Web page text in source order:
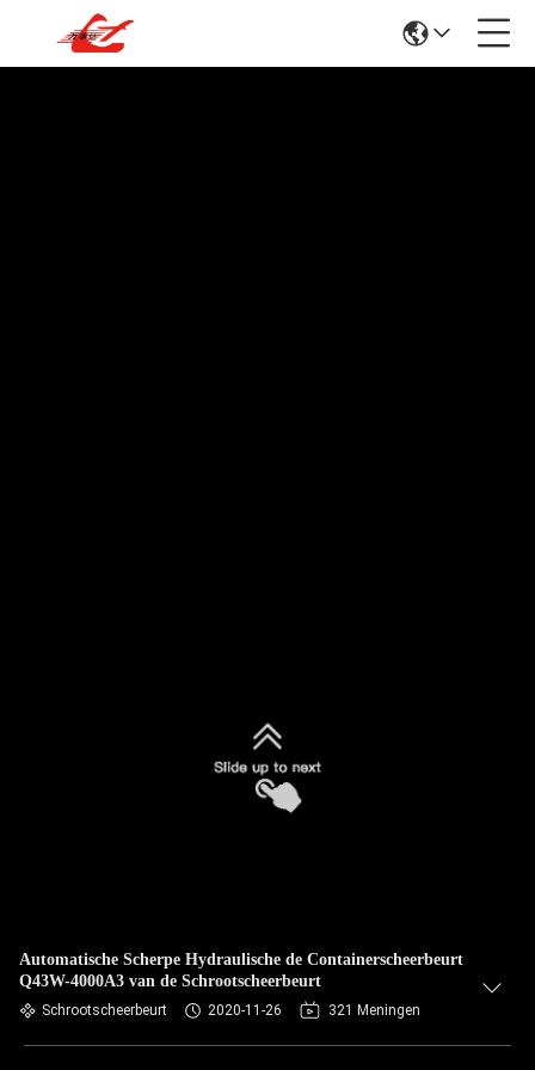
Automatische Scherpe Hydraulische de Containerscheerbeurt
Q43W-4000A3 van de Schrootscheerbeurt
Schrootscheerbeurt 2020-11-26 321 Meningen